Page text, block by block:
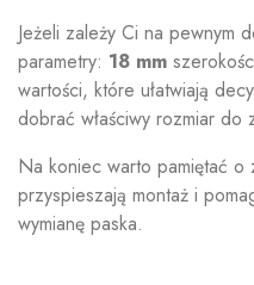
Jeżeli zależy Ci na pewnym
parametry: 18 mm
wartości, które ułatwiają
dobrać właściwy rozmiar do
Na koniec warto pamiętać o
przyspieszają montaż i
wymianę paska.